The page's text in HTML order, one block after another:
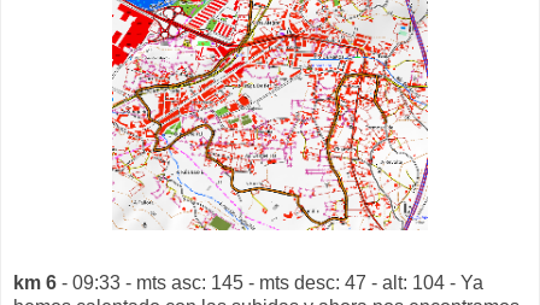
km 6 - 09:33 - mts asc: 145 - mts desc: 47 - alt: 104 - Ya